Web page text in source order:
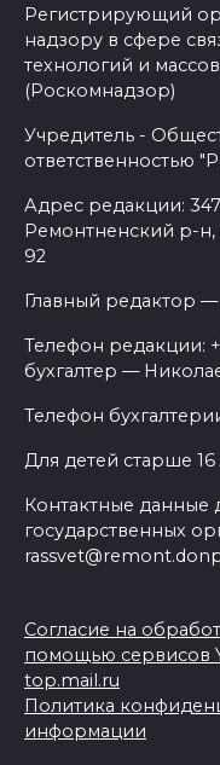
Регистрирующий
надзору в сфере
технологий и
(Роскомнадзор)
Учредитель -
ответственностью
Адрес редакции:
Ремонтненский р-н,
92
Главный редактор
Телефон редакции:
бухгалтер —
Телефон
Для детей старше 16
Контактные данные
государственных
Согласие на
помощью сервисов
top.mail.ru
Политика
информации